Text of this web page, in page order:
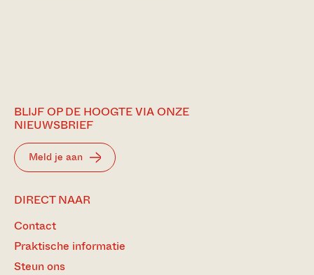
BLIJF OP DE HOOGTE VIA ONZE
NIEUWSBRIEF
Meld je aan
DIRECT NAAR
Contact
Praktische informatie
Steun ons